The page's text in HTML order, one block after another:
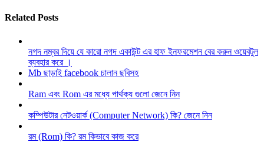
Related Posts
নগদ নম্বর দিয়ে যে কারো নগদ একাউন্ট এর হাফ ইনফরমেশন বের করুন ওয়েবটুল
ব্যবহার করে ।
Mb ছাড়াই facebook চালান ছবিসহ
Ram এবং Rom এর মধ্যে পার্থক্য গুলো জেনে নিন
কম্পিউটার নেটওয়ার্ক (Computer Network) কি? জেনে নিন
রম (Rom) কি? রম কিভাবে কাজ করে